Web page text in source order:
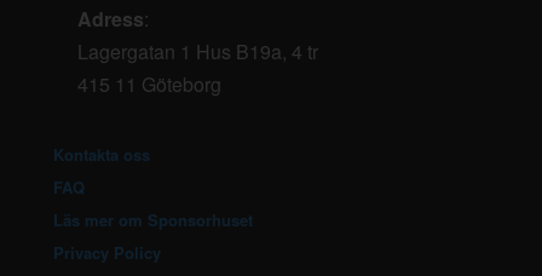
Adress:
Lagergatan 1 Hus B19a, 4 tr
415 11 Göteborg
Kontakta oss
FAQ
Läs mer om Sponsorhuset
Privacy Policy